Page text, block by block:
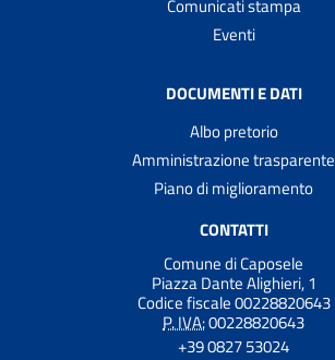
Comunicati stampa
Eventi
DOCUMENTI E DATI
Albo pretorio
Amministrazione trasparente
Piano di miglioramento
CONTATTI
Comune di Caposele
Piazza Dante Alighieri, 1
Codice fiscale 00228820643
P. IVA:00228820643
+39 0827 53024